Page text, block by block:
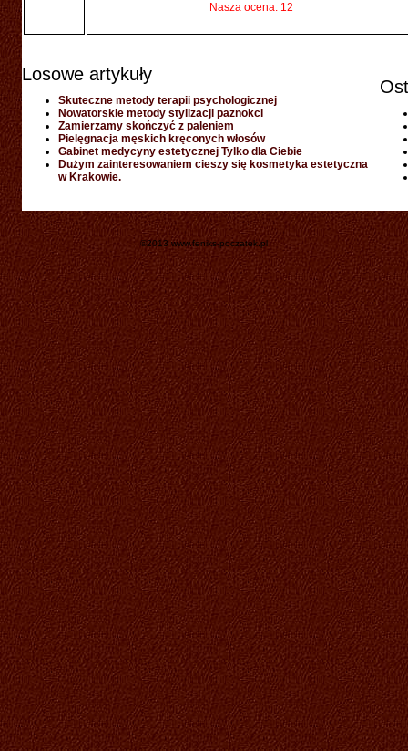
Nasza ocena: 12
Losowe artykuły
Skuteczne metody terapii psychologicznej
Nowatorskie metody stylizacji paznokci
Zamierzamy skończyć z paleniem
Pielęgnacja męskich kręconych włosów
Gabinet medycyny estetycznej Tylko dla Ciebie
Dużym zainteresowaniem cieszy się kosmetyka estetyczna
w Krakowie.
©2013 www.feniks-poczatek.pl